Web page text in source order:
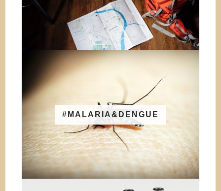
#MALARIA&DENGUE